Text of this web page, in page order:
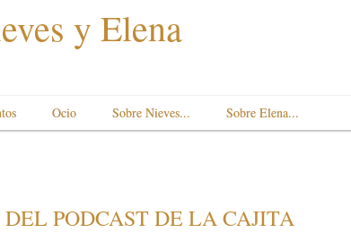
y Elena
Ocio Sobre Nieves... Sobre Elena...
PODCAST DE LA CAJITA